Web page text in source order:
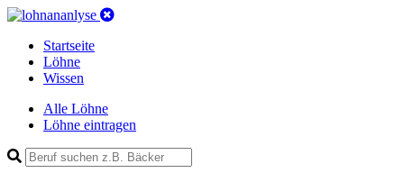
Startseite
Löhne
Wissen
Alle Löhne
Löhne eintragen